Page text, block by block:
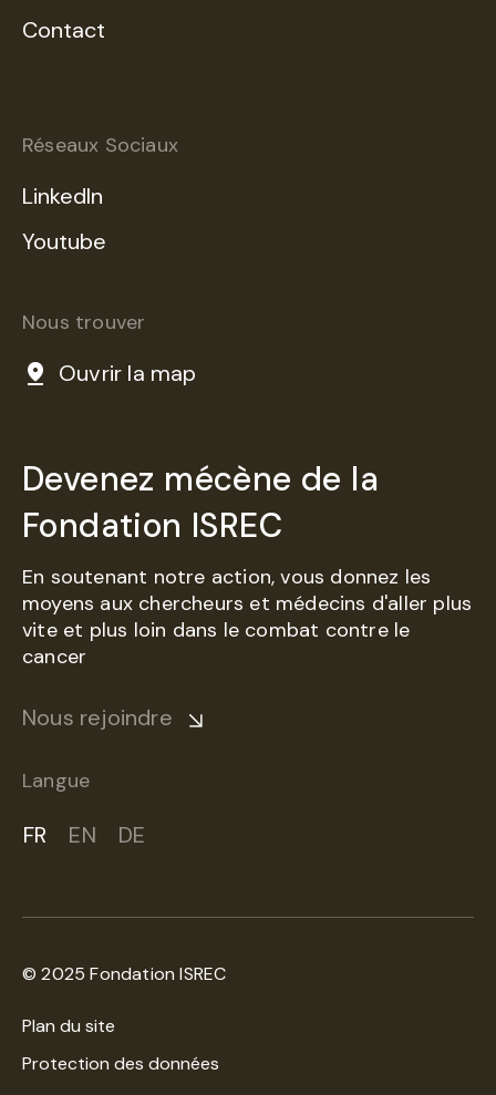
Contact
Réseaux Sociaux
LinkedIn
Youtube
Nous trouver
Ouvrir la map
Devenez mécène de la
Fondation ISREC
En soutenant notre action, vous donnez les
moyens aux chercheurs et médecins d'aller plus
vite et plus loin dans le combat contre le
cancer
Nous rejoindre
Langue
FR EN DE
© 2025 Fondation ISREC
Plan du site
Protection des données